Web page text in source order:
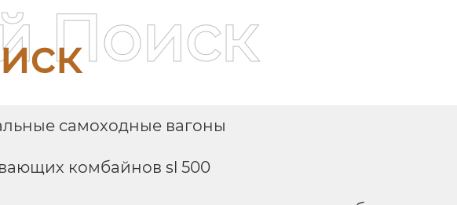
Поиск
самоходные вагоны
комбайнов sl 500